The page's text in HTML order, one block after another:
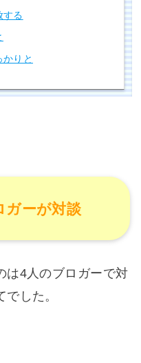
する
りと
ガーが対談
は4人のブロガーで対
した。